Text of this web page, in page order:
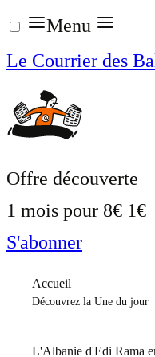
Aller
au
contenu
Menu
Le Courrier des
Offre découverte
1 mois pour 8€ 1€
S'abonner
Accueil
Découvrez la Une du jour
L'Albanie d'Edi Rama